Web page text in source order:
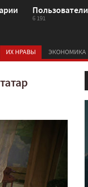
Пользователи
6 191
ИХ НРАВЫ ЭКОНОМИКА